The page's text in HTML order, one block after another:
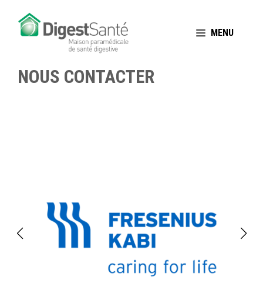
MENU
NOUS CONTACTER